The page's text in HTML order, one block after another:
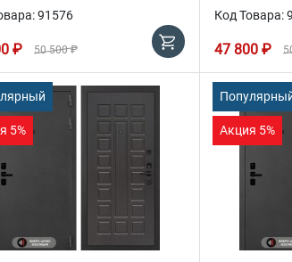
91576
₽ 50 500 ₽
Код Товара:
47 800 ₽
5% Акция 5%